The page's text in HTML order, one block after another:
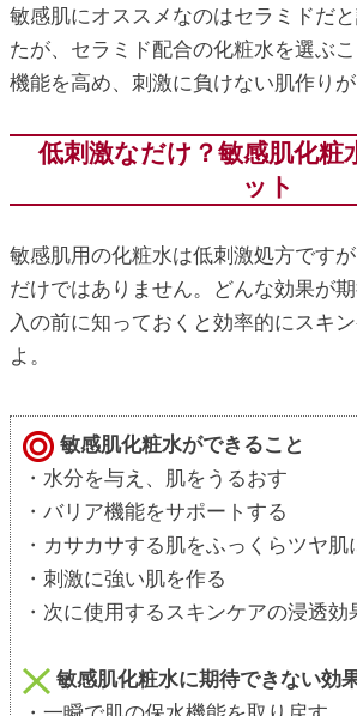
敏感肌にオススメなのはセラミドだ
たが、セラミド配合の化粧水を選ぶ
機能を高め、刺激に負けない肌作りが
低刺激なだけ？敏感肌化粧
ット
敏感肌用の化粧水は低刺激処方です
だけではありません。どんな効果が
入の前に知っておくと効率的にスキ
よ。
敏感肌化粧水ができること
・水分を与え、肌をうるおす
・バリア機能をサポートする
・カサカサする肌をふっくらツヤ肌
・刺激に強い肌を作る
・次に使用するスキンケアの浸透効
敏感肌化粧水に期待できない効